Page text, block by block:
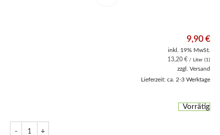
9,90 €
inkl. 19% MwSt.
13,20 € / Liter (1)
zzgl. Versand
Lieferzeit: ca. 2-3 Werktage
Vorrätig